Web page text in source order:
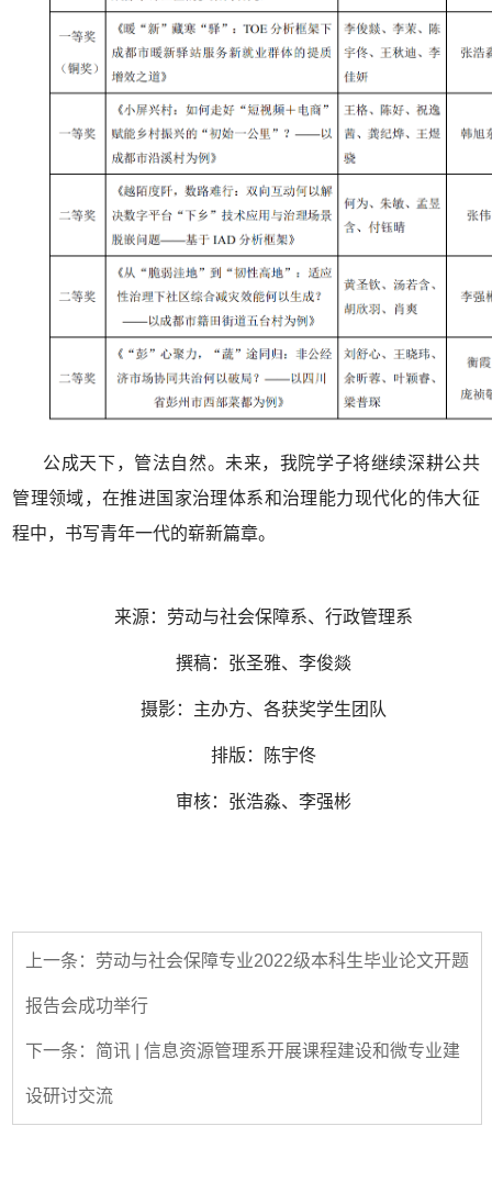
公成天下，管法自然。未来，我院学子将继续深耕公共
管理领域，在推进国家治理体系和治理能力现代化的伟大征
程中，书写青年一代的崭新篇章。
来源：劳动与社会保障系、行政管理系
撰稿：张圣雅、李俊燚
摄影：主办方、各获奖学生团队
排版：陈宇佟
审核：张浩淼、李强彬
上一条：劳动与社会保障专业2022级本科生毕业论文开题
报告会成功举行
下一条：简讯 | 信息资源管理系开展课程建设和微专业建
设研讨交流